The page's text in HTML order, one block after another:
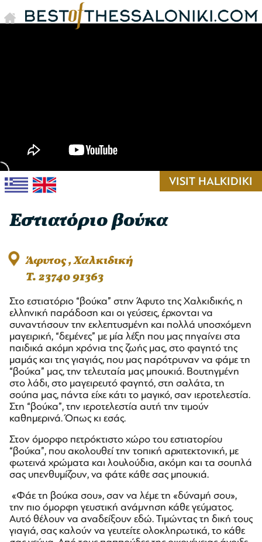
VISIT HALKIDIKI
Εστιατόριο βούκα
Άφυτος , Χαλκιδική
T. 23740 91363
Στο εστιατόριο “βούκα” στην Άφυτο της Χαλκιδικής, η
ελληνική παράδοση και οι γεύσεις, έρχονται να
συναντήσουν την εκλεπτυσμένη και πολλά υποσχόμενη
μαγειρική, “δεμένες” με μία λέξη που μας πηγαίνει στα
παιδικά ακόμη χρόνια της ζωής μας, στο φαγητό της
μαμάς και της γιαγιάς, που μας παρότρυναν να φάμε τη
“βούκα” μας, την τελευταία μας μπουκιά. Βουτηγμένη
στο λάδι, στο μαγειρευτό φαγητό, στη σαλάτα, τη
σούπα μας, πάντα είχε κάτι το μαγικό, σαν ιεροτελεστία.
Στη “βούκα”, την ιεροτελεστία αυτή την τιμούν
καθημερινά. Όπως κι εσάς.
Στον όμορφο πετρόκτιστο χώρο του εστιατορίου
“βούκα”, που ακολουθεί την τοπική αρχιτεκτονική, με
φωτεινά χρώματα και λουλούδια, ακόμη και τα σουπλά
σας υπενθυμίζουν, να φάτε κάθε σας μπουκιά.
«Φάε τη βούκα σου», σαν να λέμε τη «δύναμή σου»,
την πιο όμορφη γευστική ανάμνηση κάθε γεύματος.
Αυτό θέλουν να αναδείξουν εδώ. Τιμώντας τη δική τους
γιαγιά, σας καλούν να γευτείτε ολοκληρωτικά, το κάθε